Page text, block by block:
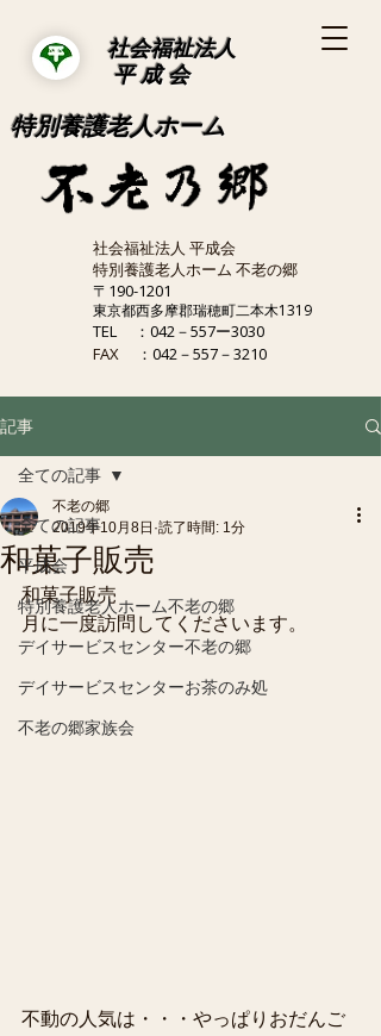
社会福祉法人 平成会
特別養護老人ホーム 不老の郷
〒190-1201
東京都西多摩郡瑞穂町二本木1319
TEL
：042－557ー3030
FAX
：042－557－3210
社会福祉法人
平 成 会
特別養護老人ホーム
記事
全ての記事
平成会
特別養護老人ホーム不老の郷
デイサービスセンター不老の郷
デイサービスセンターお茶のみ処
不老の郷家族会
全ての記事
和菓子販売
不老の郷
2019年10月8日 読了時間: 1分
和菓子販売
月に一度訪問してくださいます。
不動の人気は・・・やっぱりおだんご